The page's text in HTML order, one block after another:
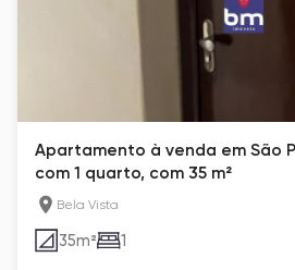
Apartamento à venda em São
com 1 quarto, com 35 m²
Bela Vista
35m² 1